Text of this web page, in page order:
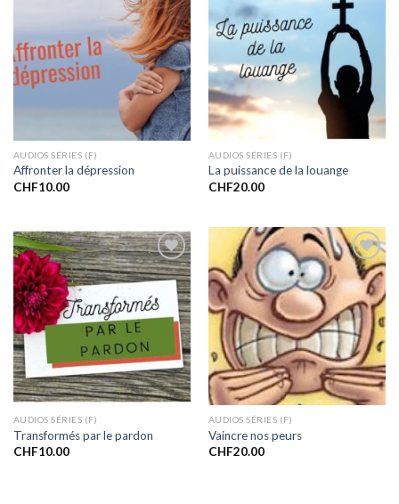
Ajouter
à la liste
de
souhaits
AUDIOS SÉRIES (F)
Affronter la dépression
CHF10.00
Ajouter
de
souhaits
AUDIOS SÉRIES (F)
La puissance de la louange
CHF20.00
Ajouter
à la liste
de
souhaits
AUDIOS SÉRIES (F)
Transformés par le pardon
CHF10.00
Ajouter
à la liste
de
souhaits
AUDIOS SÉRIES (F)
Vaincre nos peurs
CHF20.00